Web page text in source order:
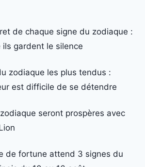
de chaque signe du zodiaque :
ils gardent le silence
zodiaque les plus tendus :
est difficile de se détendre
seront prospères avec
de fortune attend 3 signes du